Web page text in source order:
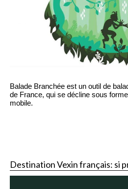
Balade Branchée est un outil de
de France, qui se décline sous
mobile.
Destination Vexin français: si